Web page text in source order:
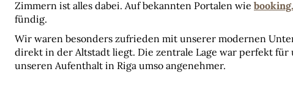
Zimmern ist alles dabei. Auf bekannten Portalen wie
fündig.
Wir waren besonders zufrieden mit unserer modernen
direkt in der Altstadt liegt. Die zentrale Lage war perfekt
unseren Aufenthalt in Riga umso angenehmer.